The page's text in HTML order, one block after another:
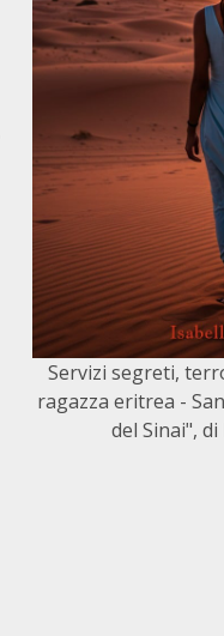
Servizi segreti,
ragazza eritrea -
del Sinai",